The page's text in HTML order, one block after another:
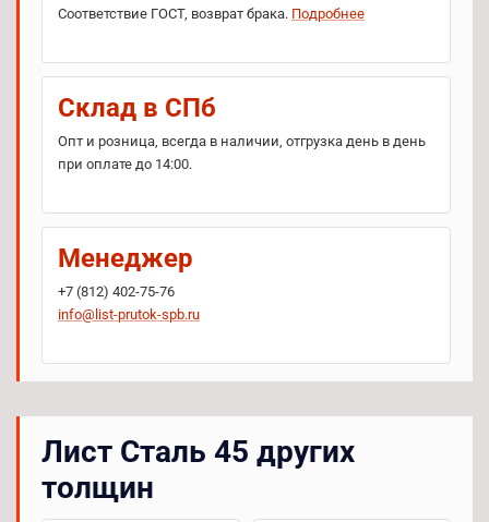
Соответствие ГОСТ, возврат брака. Подробнее
Склад в СПб
Опт и розница, всегда в наличии, отгрузка день в день
при оплате до 14:00.
Менеджер
+7 (812) 402-75-76
info@list-prutok-spb.ru
Лист Сталь 45 других
толщин